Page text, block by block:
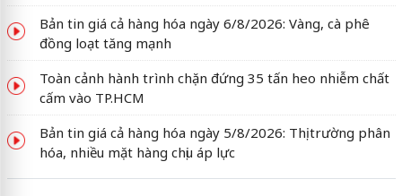
Bản tin giá cả hàng hóa ngày 6/8/2026: Vàng, cà phê
đồng loạt tăng mạnh
Toàn cảnh hành trình chặn đứng 35 tấn heo nhiễm chất
cấm vào TP.HCM
Bản tin giá cả hàng hóa ngày 5/8/2026: Thị trường phân
hóa, nhiều mặt hàng chịu áp lực